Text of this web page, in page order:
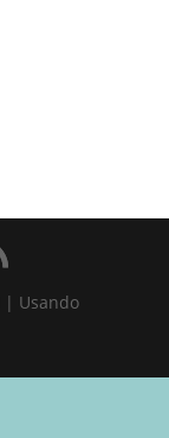
| Usando